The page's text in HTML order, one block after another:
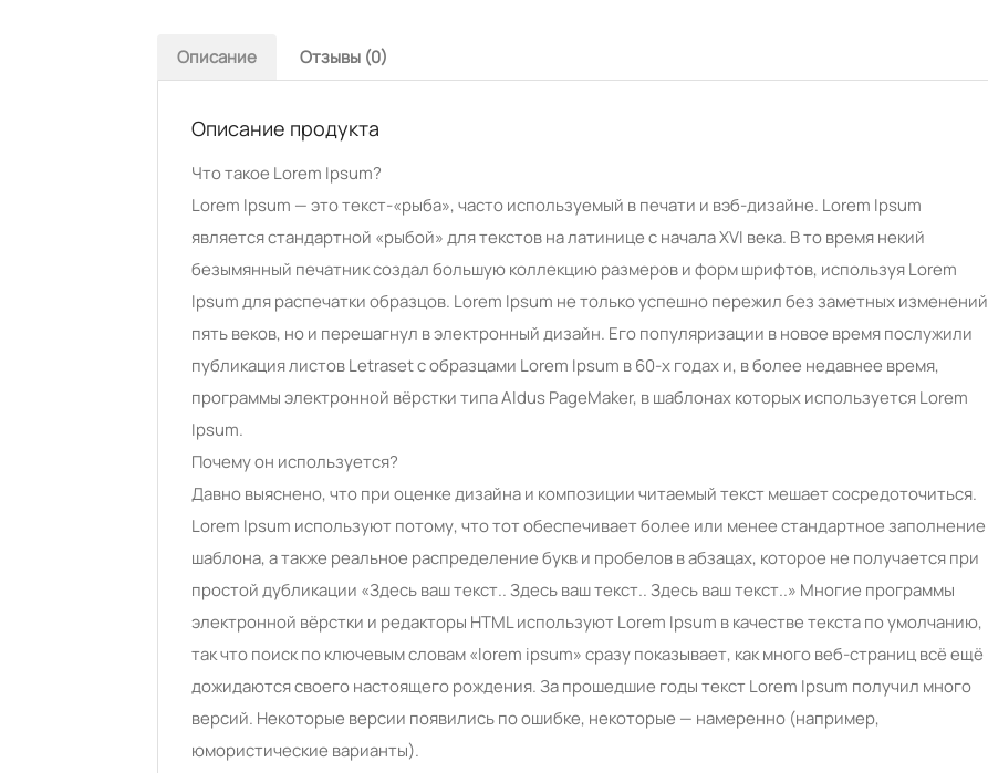
Описание Отзывы (0)
Описание продукта
Что такое Lorem Ipsum?
Lorem Ipsum — это текст-«рыба», часто используемый в печати и вэб-дизайне. Lorem Ipsum
является стандартной «рыбой» для текстов на латинице с начала XVI века. В то время некий
безымянный печатник создал большую коллекцию размеров и форм шрифтов, используя Lorem
Ipsum для распечатки образцов. Lorem Ipsum не только успешно пережил без заметных изменений
пять веков, но и перешагнул в электронный дизайн. Его популяризации в новое время послужили
публикация листов Letraset с образцами Lorem Ipsum в 60-х годах и, в более недавнее время,
программы электронной вёрстки типа Aldus PageMaker, в шаблонах которых используется Lorem
Ipsum.
Почему он используется?
Давно выяснено, что при оценке дизайна и композиции читаемый текст мешает сосредоточиться.
Lorem Ipsum используют потому, что тот обеспечивает более или менее стандартное заполнение
шаблона, а также реальное распределение букв и пробелов в абзацах, которое не получается при
простой дубликации «Здесь ваш текст.. Здесь ваш текст.. Здесь ваш текст..» Многие программы
электронной вёрстки и редакторы HTML используют Lorem Ipsum в качестве текста по умолчанию,
так что поиск по ключевым словам «lorem ipsum» сразу показывает, как много веб-страниц всё ещё
дожидаются своего настоящего рождения. За прошедшие годы текст Lorem Ipsum получил много
версий. Некоторые версии появились по ошибке, некоторые — намеренно (например,
юмористические варианты).